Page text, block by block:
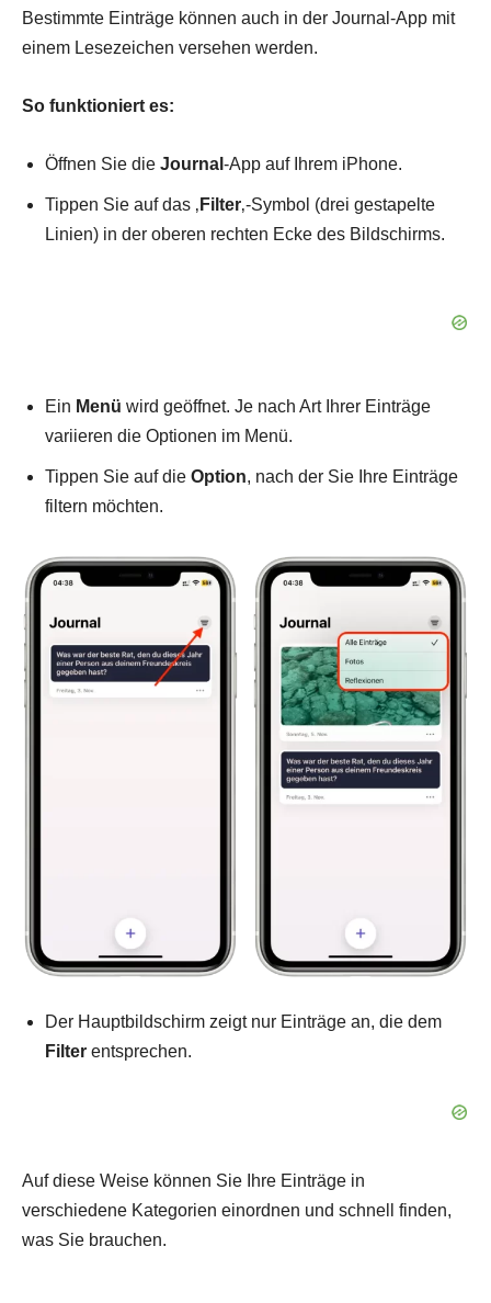
Bestimmte Einträge können auch in der Journal-App mit
einem Lesezeichen versehen werden.
So funktioniert es:
Öffnen Sie die Journal -App auf Ihrem iPhone.
Tippen Sie auf das ‚ Filter‚-Symbol (drei gestapelte
Linien) in der oberen rechten Ecke des Bildschirms.
Ein Menü wird geöffnet. Je nach Art Ihrer Einträge
variieren die Optionen im Menü.
Tippen Sie auf die Option, nach der Sie Ihre Einträge
filtern möchten.
Der Hauptbildschirm zeigt nur Einträge an, die dem
Filter entsprechen.
Auf diese Weise können Sie Ihre Einträge in
verschiedene Kategorien einordnen und schnell finden,
was Sie brauchen.